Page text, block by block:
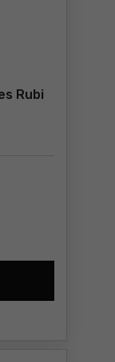
Rubi
65 mm Easy